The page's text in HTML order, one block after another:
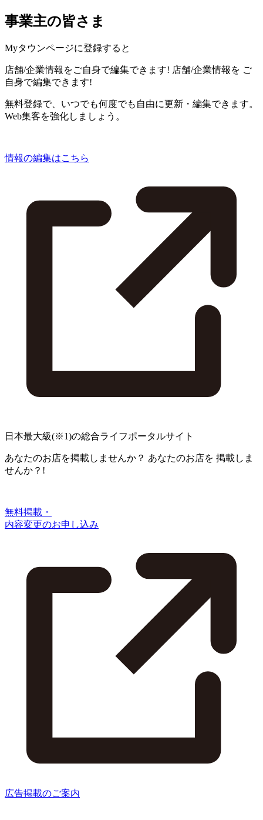
事業主の皆さま
Myタウンページに登録すると
店舗/企業情報をご自身で編集できます! 店舗/企業情報を ご
自身で編集できます!
無料登録で、いつでも何度でも自由に更新・編集できます。
Web集客を強化しましょう。
情報の編集はこちら
日本最大級(※1)の総合ライフポータルサイト
あなたのお店を掲載しませんか？ あなたのお店を 掲載しま
せんか？!
無料掲載・
内容変更のお申し込み
広告掲載のご案内